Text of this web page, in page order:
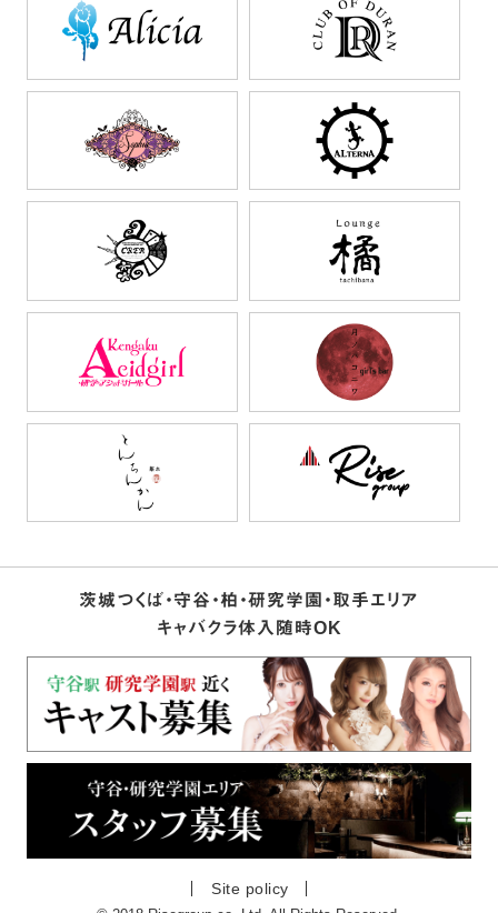
茨城つくば・守谷・柏・研究学園・取手エリア
キャバクラ体入随時OK
Site policy